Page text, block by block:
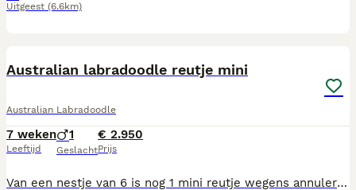
Uitgeest (6.6km)
Australian labradoodle reutje mini
Australian Labradoodle
7 weken
Leeftijd
1
Geslacht
€ 2.950
Prijs
Van een nestje van 6 is nog 1 mini reutje wegens annulering beschikbaar met WALA stamboom. Hij mag verhuizen in het weekend van 8/9 augustus. Hij is dan gechipt , geënt, ontwormd en met een gezondheids verklaring van de dierenarts en paspoort. Een maand gratis verzekerd bij petsecure. Meer foto's en video te zien op https://www.instagram.com/just_be_a_doodle?igsh=MTN4dGNwbXNrbDk2bA==